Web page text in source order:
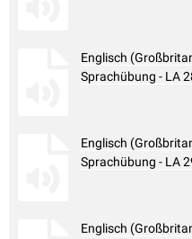
Englisch
Sprachübung - LA
Englisch
Sprachübung - LA
Englisch